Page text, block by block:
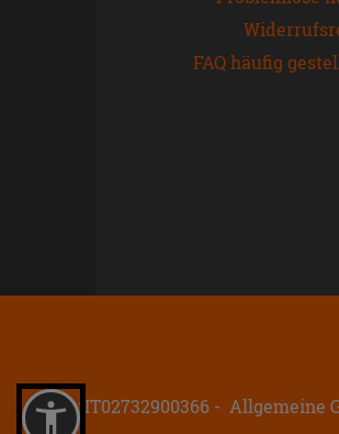
FAQ häufig
P.IVA: IT02732900366 Allgemeine